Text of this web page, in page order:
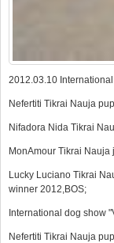
2012.03.10
Nefertiti Tikrai Nauja
Nifadora Nida Tikrai
MonAmour Tikrai Nauja
Lucky Luciano Tikrai
winner 2012,BOS;
International dog show
Nefertiti Tikrai Nauja